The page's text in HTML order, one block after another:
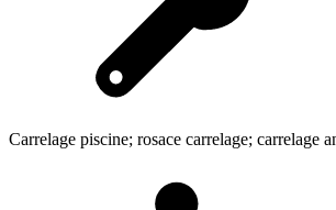
Carrelage piscine; rosace carrelage; carrelage